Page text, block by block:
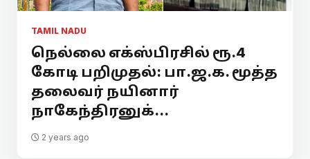
TAMIL NADU
நெல்லை எக்ஸ்பிரசில் ரூ.4
கோடி பறிமுதல்: பா.ஜ.க. மூத்த
தலைவர் நயினார்
நாகேந்திரனுக்...
2 years ago